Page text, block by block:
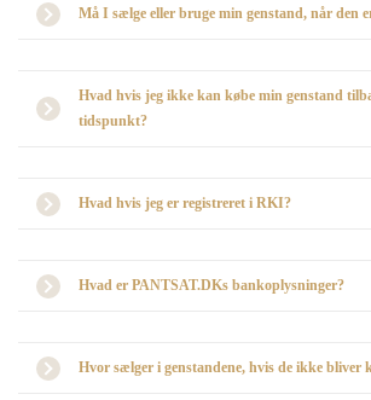
Må I sælge eller bruge min genstand, når den
Hvad hvis jeg ikke kan købe min genstand
tidspunkt?
Hvad hvis jeg er registreret i RKI?
Hvad er PANTSAT.DKs bankoplysninger?
Hvor sælger i genstandene, hvis de ikke bliver